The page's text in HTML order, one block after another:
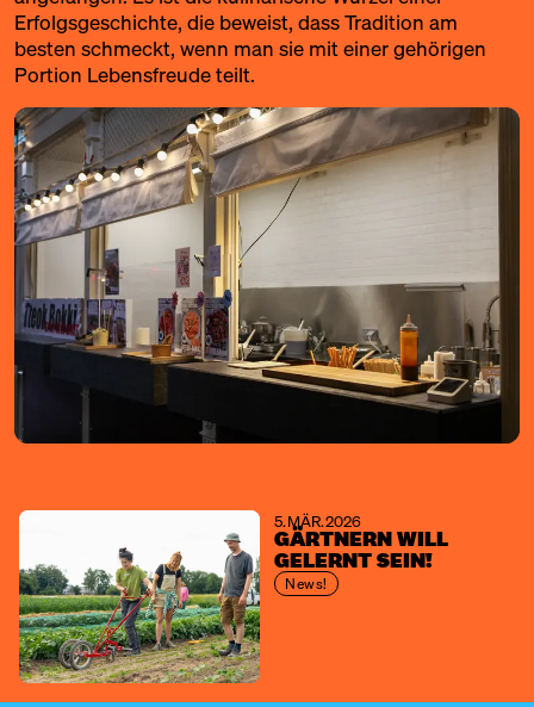
Erfolgsgeschichte, die beweist, dass Tradition am
besten schmeckt, wenn man sie mit einer gehörigen
Portion Lebensfreude teilt.
5. MÄR. 2026
GÄRTNERN WILL
GELERNT SEIN!
News!